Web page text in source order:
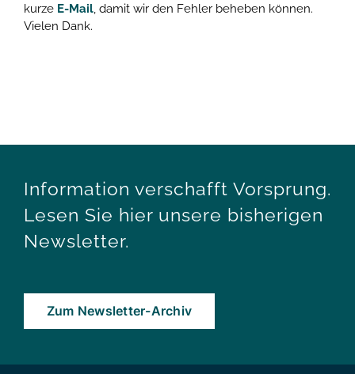
kurze E-Mail, damit wir den Fehler beheben können.
Vielen Dank.
Information verschafft Vorsprung.
Lesen Sie hier unsere bisherigen
Newsletter.
Zum Newsletter-Archiv